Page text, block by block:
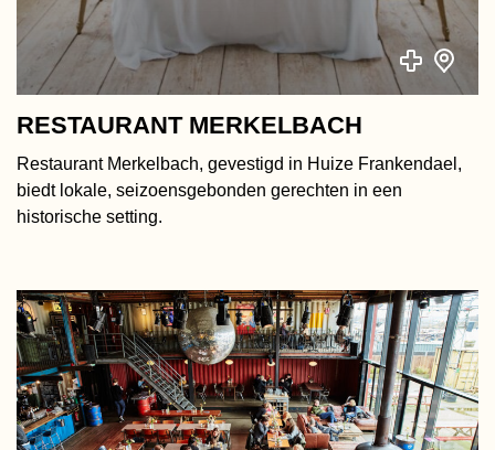
RESTAURANT MERKELBACH
Restaurant Merkelbach, gevestigd in Huize Frankendael,
biedt lokale, seizoensgebonden gerechten in een
historische setting.